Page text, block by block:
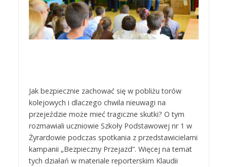
Jak bezpiecznie zachować się w pobliżu torów
kolejowych i dlaczego chwila nieuwagi na
przejeździe może mieć tragiczne skutki? O tym
rozmawiali uczniowie Szkoły Podstawowej nr 1 w
Żyrardowie podczas spotkania z przedstawicielami
kampanii „Bezpieczny Przejazd”. Więcej na temat
tych działań w materiale reporterskim Klaudii